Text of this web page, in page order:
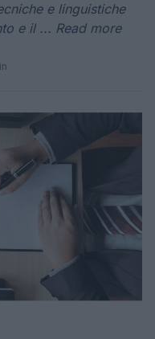
e linguistiche
e il ... Read more